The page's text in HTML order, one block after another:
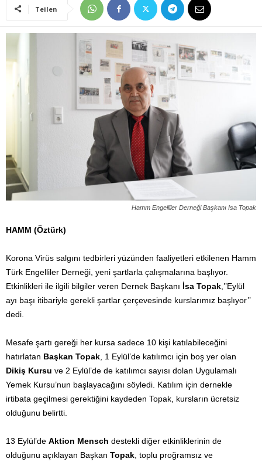
Teilen
Hamm Engelliler Derneği Başkanı Isa Topak
HAMM (Öztürk)
Korona Virüs salgını tedbirleri yüzünden faaliyetleri etkilenen Hamm
Türk Engelliler Derneği, yeni şartlarla çalışmalarına başlıyor.
Etkinlikleri ile ilgili bilgiler veren Dernek Başkanı İsa Topak ,’’Eylül
ayı başı itibariyle gerekli şartlar çerçevesinde kurslarımız başlıyor’’
dedi.
Mesafe şartı gereği her kursa sadece 10 kişi katılabileceğini
hatırlatan Başkan Topak , 1 Eylül’de katılımcı için boş yer olan
Dikiş Kursu ve 2 Eylül’de de katılımcı sayısı dolan Uygulamalı
Yemek Kursu’nun başlayacağını söyledi. Katılım için dernekle
irtibata geçilmesi gerektiğini kaydeden Topak, kursların ücretsiz
olduğunu belirtti.
13 Eylül’de Aktion Mensch destekli diğer etkinliklerinin de
olduğunu açıklayan Başkan Topak , toplu proğramsız ve